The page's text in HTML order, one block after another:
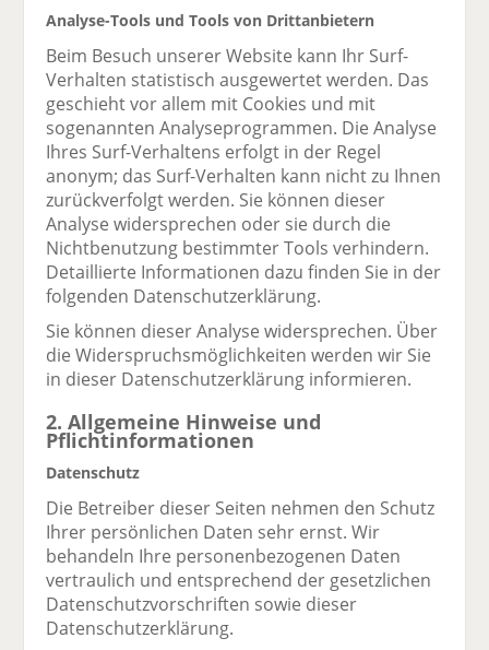
Analyse-Tools und Tools von Drittanbietern
Beim Besuch unserer Website kann Ihr Surf-
Verhalten statistisch ausgewertet werden. Das
geschieht vor allem mit Cookies und mit
sogenannten Analyseprogrammen. Die Analyse
Ihres Surf-Verhaltens erfolgt in der Regel
anonym; das Surf-Verhalten kann nicht zu Ihnen
zurückverfolgt werden. Sie können dieser
Analyse widersprechen oder sie durch die
Nichtbenutzung bestimmter Tools verhindern.
Detaillierte Informationen dazu finden Sie in der
folgenden Datenschutzerklärung.
Sie können dieser Analyse widersprechen. Über
die Widerspruchsmöglichkeiten werden wir Sie
in dieser Datenschutzerklärung informieren.
2. Allgemeine Hinweise und
Pflichtinformationen
Datenschutz
Die Betreiber dieser Seiten nehmen den Schutz
Ihrer persönlichen Daten sehr ernst. Wir
behandeln Ihre personenbezogenen Daten
vertraulich und entsprechend der gesetzlichen
Datenschutzvorschriften sowie dieser
Datenschutzerklärung.